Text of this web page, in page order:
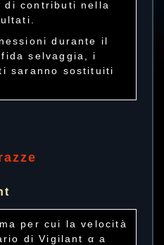
di contributi nella
durante il
selvaggia, i
saranno sostituiti
per cui la velocità
di Vigilant α a